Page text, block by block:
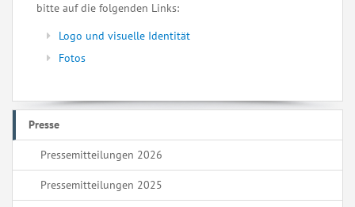
bitte auf die folgenden Links:
Logo und visuelle Identität
Fotos
Presse
Pressemitteilungen 2026
Pressemitteilungen 2025